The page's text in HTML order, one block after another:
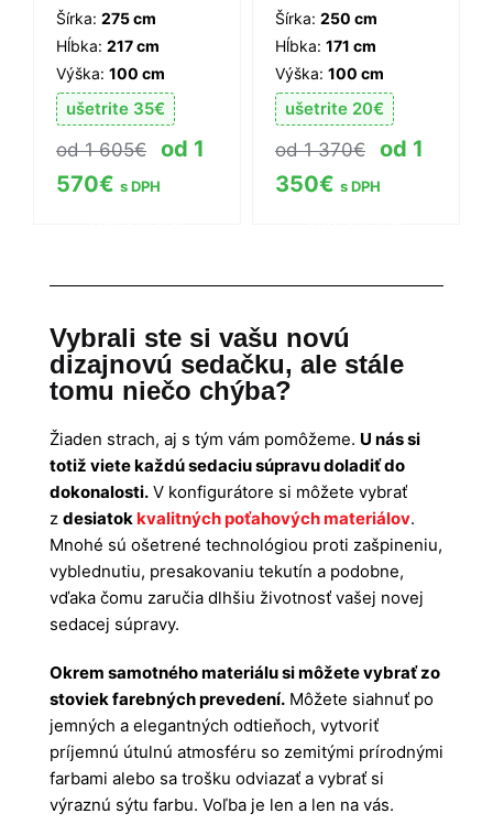
Šírka: 275 cm
Hĺbka: 217 cm
Výška: 100 cm
ušetrite 35€
1 605€
1
570€ s DPH
Šírka: 250 cm
Hĺbka: 171 cm
Výška: 100 cm
ušetrite 20€
1 370€
1
350€ s DPH
Vybrali ste si vašu novú
dizajnovú sedačku, ale stále
tomu niečo chýba?
Žiaden strach, aj s tým vám pomôžeme. U nás si
totiž viete každú sedaciu súpravu doladiť do
dokonalosti. V konfigurátore si môžete vybrať
z desiatokkvalitných poťahových materiálov.
Mnohé sú ošetrené technológiou proti zašpineniu,
vyblednutiu, presakovaniu tekutín a podobne,
vďaka čomu zaručia dlhšiu životnosť vašej novej
sedacej súpravy.
Okrem samotného materiálu si môžete vybrať zo
stoviek farebných prevedení. Môžete siahnuť po
jemných a elegantných odtieňoch, vytvoriť
príjemnú útulnú atmosféru so zemitými prírodnými
farbami alebo sa trošku odviazať a vybrať si
výraznú sýtu farbu. Voľba je len a len na vás.